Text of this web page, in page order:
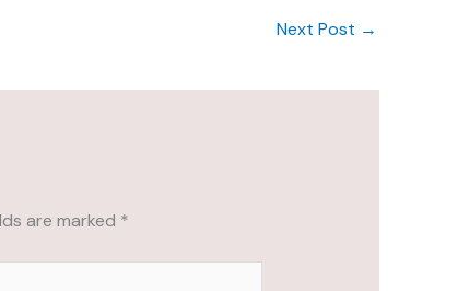
Next Post →
are marked *